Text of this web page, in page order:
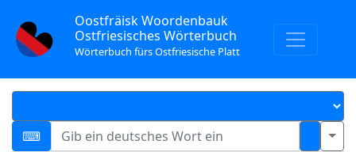
Oostfräisk Woordenbauk
Ostfriesisches Wörterbuch
Wörterbuch fürs Ostfriesische Platt